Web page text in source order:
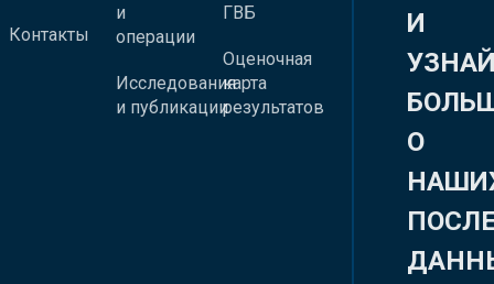
Контакты
и
операции
Исследования
и публикации
ГВБ
Оценочная
карта
результатов
И
О